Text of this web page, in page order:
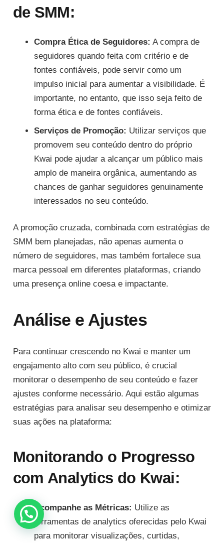
de SMM:
Compra Ética de Seguidores: A compra de
seguidores quando feita com critério e de
fontes confiáveis, pode servir como um
impulso inicial para aumentar a visibilidade. É
importante, no entanto, que isso seja feito de
forma ética e de fontes confiáveis.
Serviços de Promoção: Utilizar serviços que
promovem seu conteúdo dentro do próprio
Kwai pode ajudar a alcançar um público mais
amplo de maneira orgânica, aumentando as
chances de ganhar seguidores genuinamente
interessados no seu conteúdo.
A promoção cruzada, combinada com estratégias de
SMM bem planejadas, não apenas aumenta o
número de seguidores, mas também fortalece sua
marca pessoal em diferentes plataformas, criando
uma presença online coesa e impactante.
Análise e Ajustes
Para continuar crescendo no Kwai e manter um
engajamento alto com seu público, é crucial
monitorar o desempenho de seu conteúdo e fazer
ajustes conforme necessário. Aqui estão algumas
estratégias para analisar seu desempenho e otimizar
suas ações na plataforma:
Monitorando o Progresso
com Analytics do Kwai:
Acompanhe as Métricas: Utilize as
ferramentas de analytics oferecidas pelo Kwai
para monitorar visualizações, curtidas,